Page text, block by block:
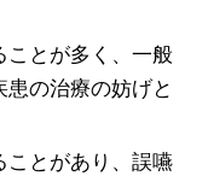
ことが多く、一般
の治療の妨げと
ことがあり、誤嚥